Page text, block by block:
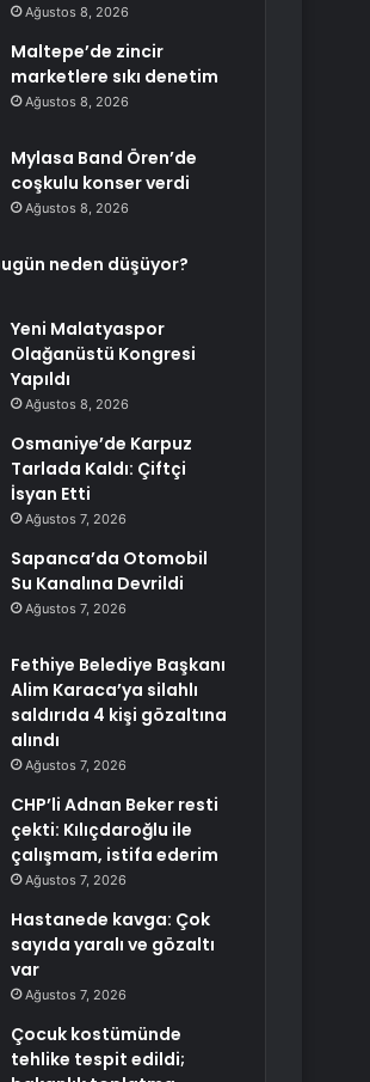
Ağustos 8, 2026
Maltepe’de zincir
marketlere sıkı denetim
Ağustos 8, 2026
Mylasa Band Ören’de
coşkulu konser verdi
Ağustos 8, 2026
neden düşüyor?
Yeni Malatyaspor
Olağanüstü Kongresi
Yapıldı
Ağustos 8, 2026
Osmaniye’de Karpuz
Tarlada Kaldı: Çiftçi
İsyan Etti
Ağustos 7, 2026
Sapanca’da Otomobil
Su Kanalına Devrildi
Ağustos 7, 2026
Fethiye Belediye Başkanı
Alim Karaca’ya silahlı
saldırıda 4 kişi gözaltına
alındı
Ağustos 7, 2026
CHP’li Adnan Beker resti
çekti: Kılıçdaroğlu ile
çalışmam, istifa ederim
Ağustos 7, 2026
Hastanede kavga: Çok
sayıda yaralı ve gözaltı
var
Ağustos 7, 2026
Çocuk kostümünde
tehlike tespit edildi;